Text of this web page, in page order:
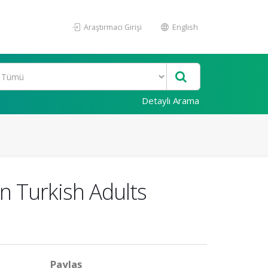
Araştırmacı Girişi English
Detaylı Arama
Turkish Adults
Paylaş